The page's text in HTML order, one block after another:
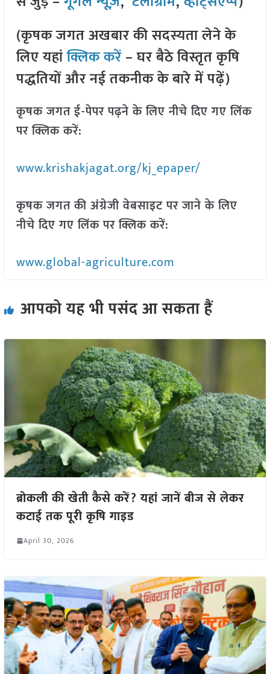
(कृषक जगत अखबार की सदस्यता लेने के
लिए यहांक्लिक करें– घर बैठे विस्तृत कृषि
पद्धतियों और नई तकनीक के बारे में पढ़ें)
कृषक जगत ई-पेपर पढ़ने के लिए नीचे दिए गए लिंक
पर क्लिक करें:
www.krishakjagat.org/kj_epaper/
कृषक जगत की अंग्रेजी वेबसाइट पर जाने के लिए
नीचे दिए गए लिंक पर क्लिक करें:
www.global-agriculture.com
आपको यह भी पसंद आ सकता हैं
ब्रोकली की खेती कैसे करें? यहां जानें बीज से लेकर
कटाई तक पूरी कृषि गाइड
April 30, 2026